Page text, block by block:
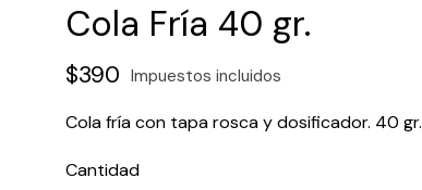
Cola Fría 40 gr.
$390 Impuestos incluidos
Cola fría con tapa rosca y dosificador. 40 gr.
Cantidad